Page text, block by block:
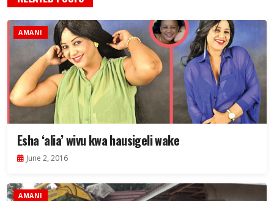
AMANI
Esha ‘alia’ wivu kwa hausigeli wake
June 2, 2016
AMANI